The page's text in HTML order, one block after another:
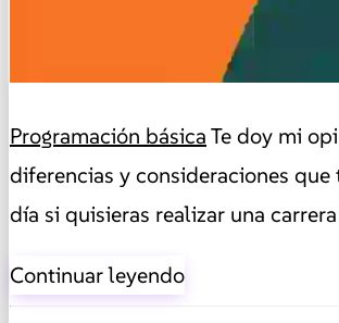
Programación básicaTe doy mi
diferencias y consideraciones que
día si quisieras realizar una
Continuar leyendo